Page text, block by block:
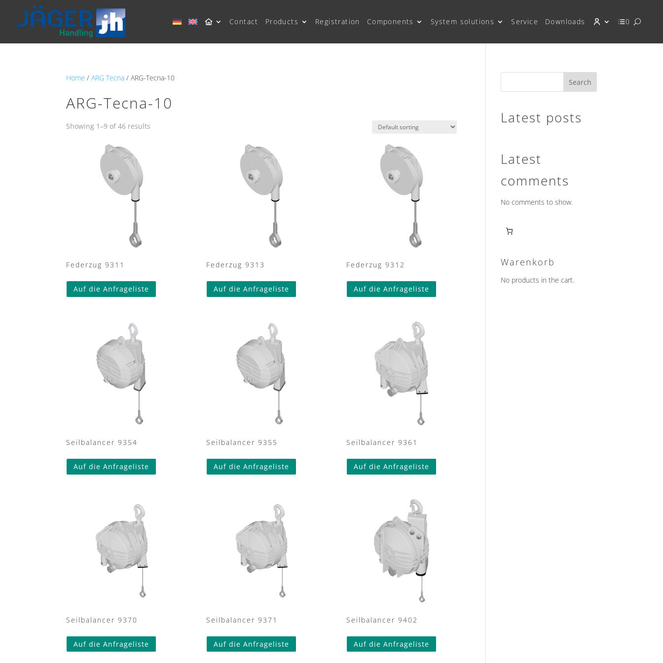
Contact Products Registration Components System solutions Service Downloads 0
Home /ARG Tecna / ARG-Tecna-10
ARG-Tecna-10
Showing 1–9 of 46 results
Federzug 9311
Auf die Anfrageliste
Federzug 9313
Auf die Anfrageliste
Federzug 9312
Auf die Anfrageliste
Seilbalancer 9354
Auf die Anfrageliste
Seilbalancer 9355
Auf die Anfrageliste
Seilbalancer 9361
Auf die Anfrageliste
Seilbalancer 9370
Auf die Anfrageliste
Seilbalancer 9371
Auf die Anfrageliste
Seilbalancer 9402
Auf die Anfrageliste
Search
Latest posts
Latest
comments
No comments to show.
Warenkorb
No products in the cart.